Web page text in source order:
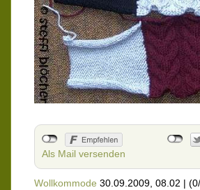
Als Mail versenden
Wollkommode 30.09.2009, 08.02 |